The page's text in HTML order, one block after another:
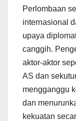
Perlombaan
internasional
upaya
canggih.
aktor-aktor
AS dan
mengganggu
dan
kekuatan